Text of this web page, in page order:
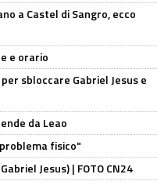
a Castel di Sangro, ecco
e orario
sbloccare Gabriel Jesus e
da Leao
fisico"
Jesus) | FOTO CN24